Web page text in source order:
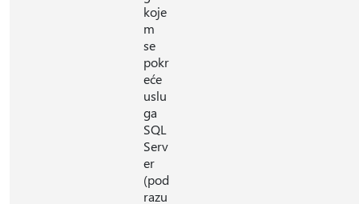
koje
m
se
pokr
eće
uslu
ga
SQL
Serv
er
(pod
razu